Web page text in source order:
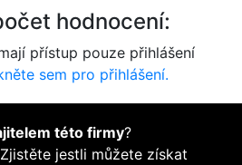
hodnocení:
přístup pouze přihlášení
sem pro přihlášení.
této firmy?
Zjistěte jestli můžete získat